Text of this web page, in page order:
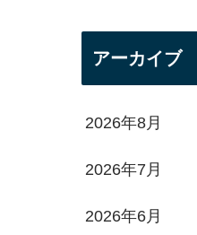
アーカイブ
2026年8月
2026年7月
2026年6月